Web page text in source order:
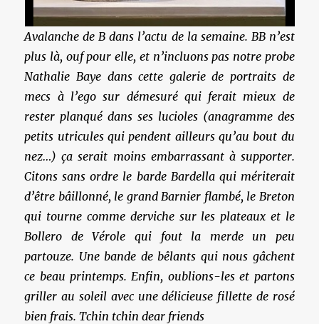
Avalanche de B dans l’actu de la semaine. BB n’est
plus là, ouf pour elle, et n’incluons pas notre probe
Nathalie Baye dans cette galerie de portraits de
mecs à l’ego sur démesuré qui ferait mieux de
rester planqué dans ses lucioles (anagramme des
petits utricules qui pendent ailleurs qu’au bout du
nez…) ça serait moins embarrassant à supporter.
Citons sans ordre le barde Bardella qui mériterait
d’être bâillonné, le grand Barnier flambé, le Breton
qui tourne comme derviche sur les plateaux et le
Bollero de Vérole qui fout la merde un peu
partouze. Une bande de bêlants qui nous gâchent
ce beau printemps. Enfin, oublions-les et partons
griller au soleil avec une délicieuse fillette de rosé
bien frais. Tchin tchin dear friends